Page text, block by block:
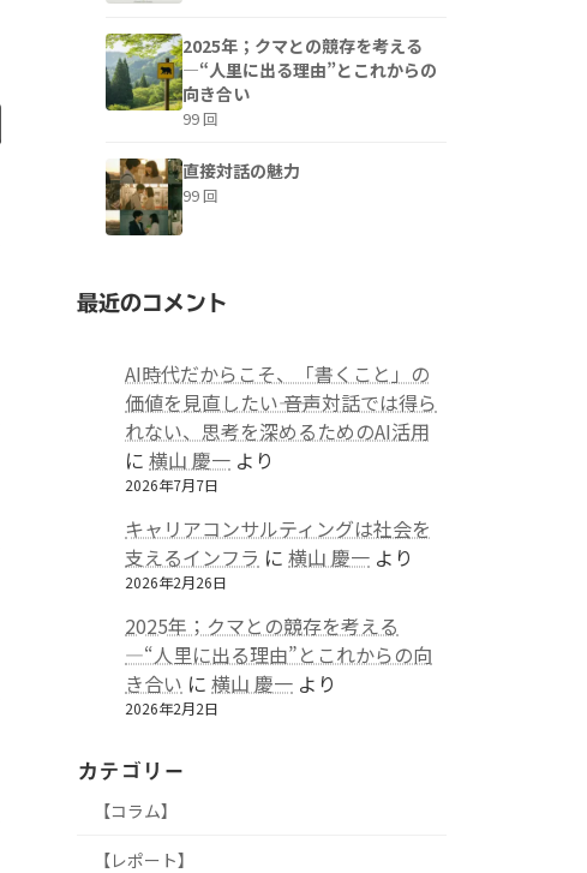
2025年；クマとの競存を考える
—“人里に出る理由”とこれからの
向き合い
99 回
直接対話の魅力
99 回
最近のコメント
AI時代だからこそ、「書くこと」の
価値を見直したい―― 音声対話では得ら
れない、思考を深めるためのAI活用
に横山 慶一 より
2026年7月7日
キャリアコンサルティングは社会を
支えるインフラ に横山 慶一 より
2026年2月26日
2025年；クマとの競存を考える
—“人里に出る理由”とこれからの向
き合い に横山 慶一 より
2026年2月2日
カテゴリー
【コラム】
【レポート】